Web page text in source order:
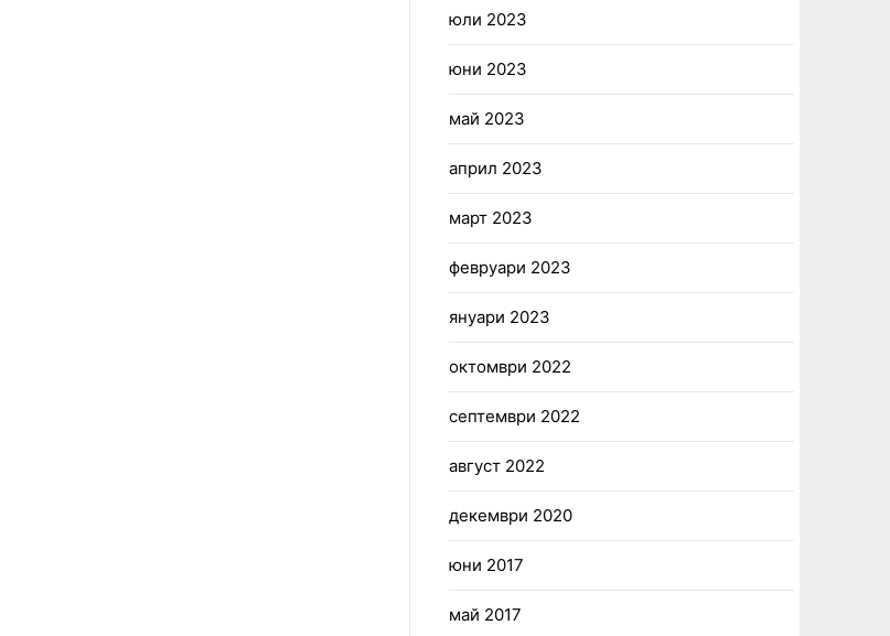
юли 2023
юни 2023
май 2023
април 2023
март 2023
февруари 2023
януари 2023
октомври 2022
септември 2022
август 2022
декември 2020
юни 2017
май 2017